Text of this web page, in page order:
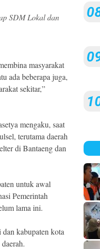
SDM Lokal dan
masyarakat
ada beberapa juga,
sekitar,”
mengaku, saat
terutama daerah
di Bantaeng dan
untuk awal
Pemerintah
lama ini.
kabupaten kota